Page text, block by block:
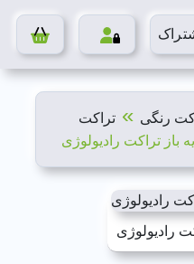
رنگی »تراکت
باز تراکت رادیولوژی
رادیولوژی